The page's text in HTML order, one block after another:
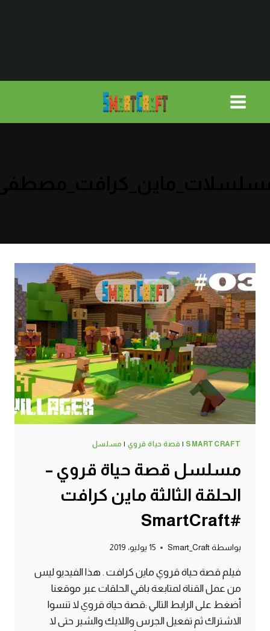
SMARTCRAFT
| قصة حياة قروي | مسلسل
مسلسل قصة حياة قروي –
الحلقة الثالثة ماين كرافت
#SmartCraft
بواسطة Smart_Craft 15 يوليو، 2019
فيلم قصة حياة قروي ماين كرافت . هذا الفيديو ليس
من عمل القناة لمتابعة باقي الحلقات عبر موقعنا
أضغط على الرابط التالي :قصة حياة قروي لا تنسوا
الاشتراك ثم تفعيل الجرس واللايك والشير حتى لا